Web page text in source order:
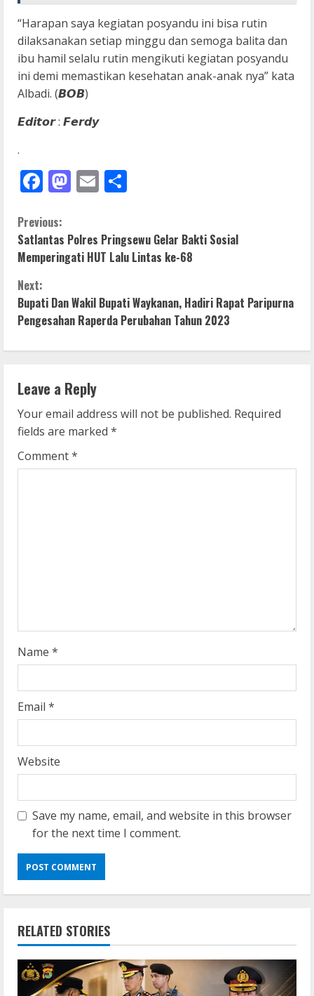
“Harapan saya kegiatan posyandu ini bisa rutin
dilaksanakan setiap minggu dan semoga balita dan
ibu hamil selalu rutin mengikuti kegiatan posyandu
ini demi memastikan kesehatan anak-anak nya” kata
Albadi. (𝘽𝙊𝘽)
𝙀𝙙𝙞𝙩𝙤𝙧 : 𝙁𝙚𝙧𝙙𝙮
.
Facebook
Mastodon
Email
C
o
n
t
i
n
u
e
R
g
Previous:
Satlantas Polres Pringsewu Gelar Bakti Sosial
Memperingati HUT Lalu Lintas ke-68
Next:
Bupati Dan Wakil Bupati Waykanan, Hadiri Rapat Paripurna
Pengesahan Raperda Perubahan Tahun 2023
Leave a Reply
Your email address will not be published. Required
fields are marked *
Comment*
Name *
Email *
Website
Save my name, email, and website in this browser
for the next time I comment.
RELATED STORIES